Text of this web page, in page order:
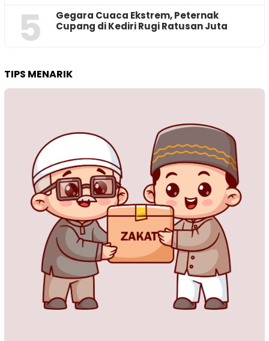
5
‎Gegara Cuaca Ekstrem, Peternak
Cupang di Kediri Rugi Ratusan Juta
TIPS MENARIK